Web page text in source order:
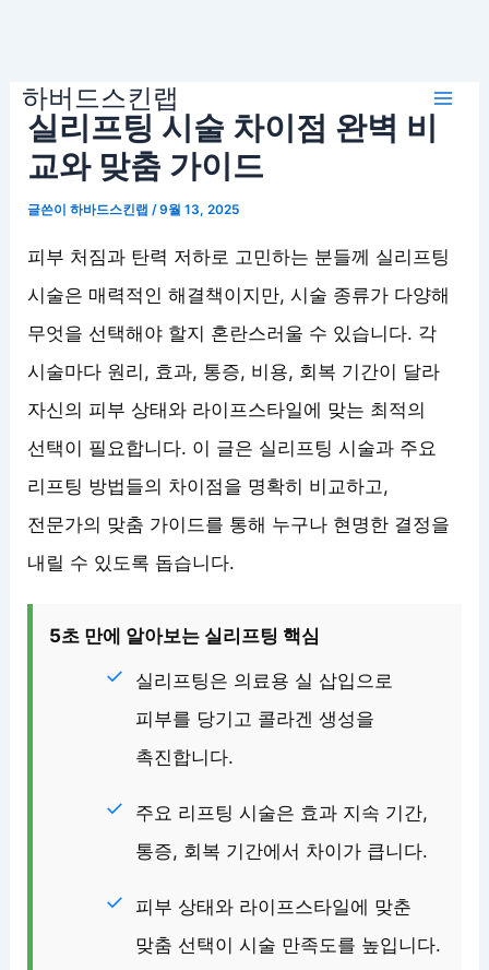
하버드스킨랩
실리프팅 시술 차이점 완벽 비
교와 맞춤 가이드
글쓴이하바드스킨랩/9월 13, 2025
피부 처짐과 탄력 저하로 고민하는 분들께 실리프팅
시술은 매력적인 해결책이지만, 시술 종류가 다양해
무엇을 선택해야 할지 혼란스러울 수 있습니다. 각
시술마다 원리, 효과, 통증, 비용, 회복 기간이 달라
자신의 피부 상태와 라이프스타일에 맞는 최적의
선택이 필요합니다. 이 글은 실리프팅 시술과 주요
리프팅 방법들의 차이점을 명확히 비교하고,
전문가의 맞춤 가이드를 통해 누구나 현명한 결정을
내릴 수 있도록 돕습니다.
5초 만에 알아보는 실리프팅 핵심
실리프팅은 의료용 실 삽입으로
피부를 당기고 콜라겐 생성을
촉진합니다.
주요 리프팅 시술은 효과 지속 기간,
통증, 회복 기간에서 차이가 큽니다.
피부 상태와 라이프스타일에 맞춘
맞춤 선택이 시술 만족도를 높입니다.